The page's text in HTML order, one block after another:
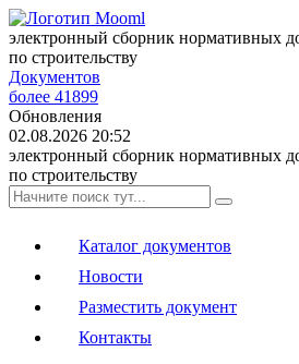
электронный сборник нормативных
по строительству
Документов
более 41899
Обновления
02.08.2026 20:52
электронный сборник нормативных
по строительству
Каталог документов
Новости
Разместить документ
Контакты